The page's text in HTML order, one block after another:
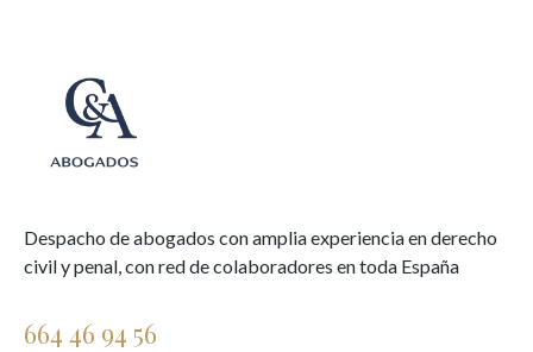
Despacho de abogados con amplia experiencia en derecho
civil y penal, con red de colaboradores en toda España
664 46 94 56